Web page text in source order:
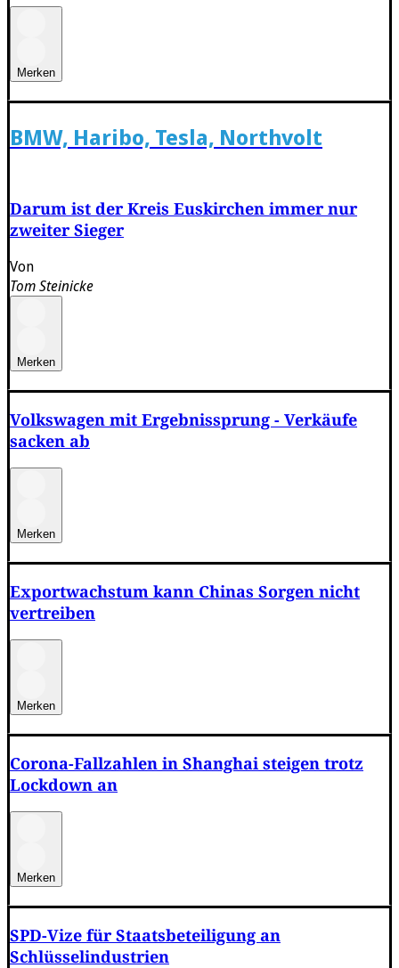
Merken
BMW, Haribo, Tesla, Northvolt
Darum ist der Kreis Euskirchen immer nur
zweiter Sieger
Von
Tom Steinicke
Merken
Volkswagen mit Ergebnissprung - Verkäufe
sacken ab
Merken
Exportwachstum kann Chinas Sorgen nicht
vertreiben
Merken
Corona-Fallzahlen in Shanghai steigen trotz
Lockdown an
Merken
SPD-Vize für Staatsbeteiligung an
Schlüsselindustrien